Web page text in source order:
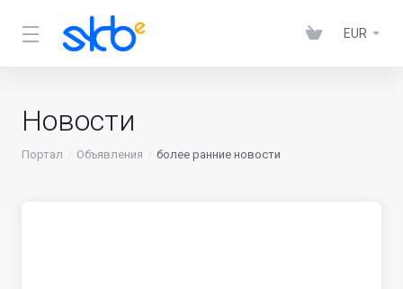
EUR
Новости
Портал Объявления более ранние новости